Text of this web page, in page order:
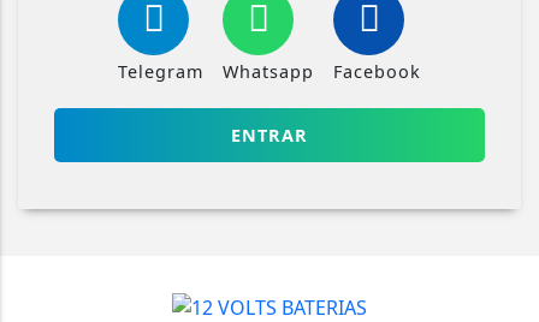
Telegram Whatsapp Facebook
ENTRAR